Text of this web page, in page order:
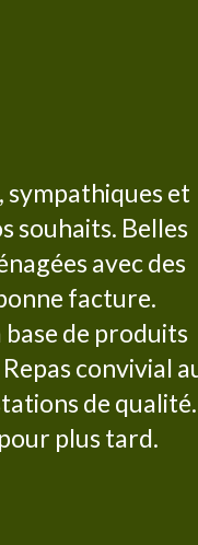
et
souhaits. Belles
avec des
facture.
de produits
convivial
de qualité.
plus tard.